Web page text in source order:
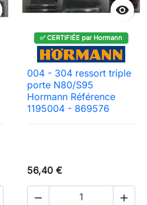

✅ CERTIFIÉE par Hormann
004 - 304 ressort triple
porte N80/S95
Hormann Référence
1195004 - 869576
56,40 €
 